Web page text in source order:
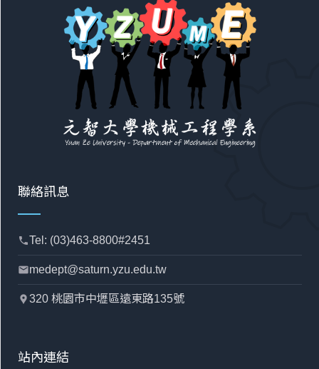
聯絡訊息
phoneTel: (03)463-8800#2451
mailmedept@saturn.yzu.edu.tw
location_pin320 桃園市中壢區遠東路135號
站內連結